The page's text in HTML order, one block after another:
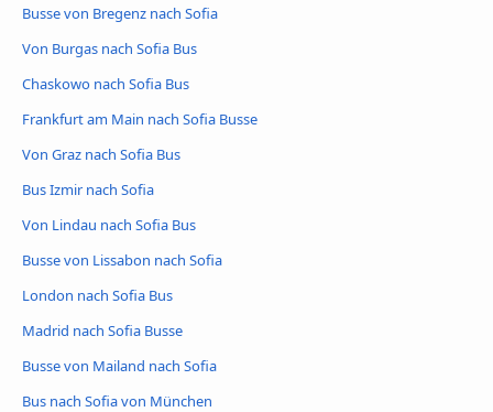
Busse von Bregenz nach Sofia
Von Burgas nach Sofia Bus
Chaskowo nach Sofia Bus
Frankfurt am Main nach Sofia Busse
Von Graz nach Sofia Bus
Bus Izmir nach Sofia
Von Lindau nach Sofia Bus
Busse von Lissabon nach Sofia
London nach Sofia Bus
Madrid nach Sofia Busse
Busse von Mailand nach Sofia
Bus nach Sofia von München